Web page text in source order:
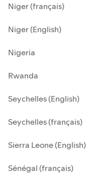
Niger (français)
Niger (English)
Nigeria
Rwanda
Seychelles (English)
Seychelles (français)
Sierra Leone (English)
Sénégal (français)